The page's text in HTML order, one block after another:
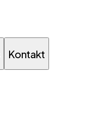
Kontakt